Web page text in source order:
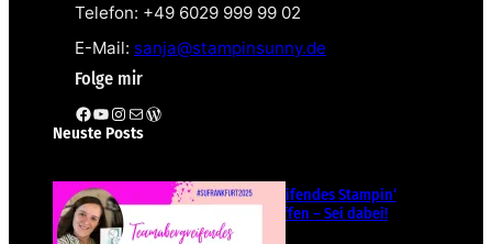
Telefon: +49 6029 999 99 02
E-Mail: sanja@stampinsunny.de
Folge mir
Facebook YouTube Instagram E-Mail WordPress
Neuste Posts
Teamübergreifendes Stampin‘
Up! Demotreffen – Sei dabei!